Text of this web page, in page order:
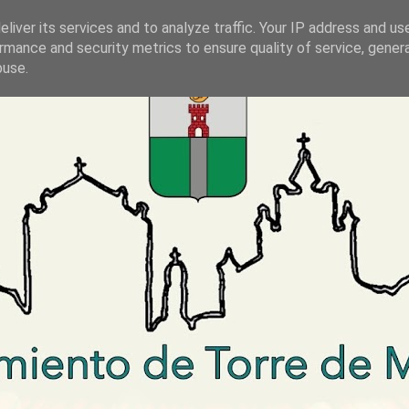
its services and to analyze traffic. Your IP address and
and security metrics to ensure quality of service,